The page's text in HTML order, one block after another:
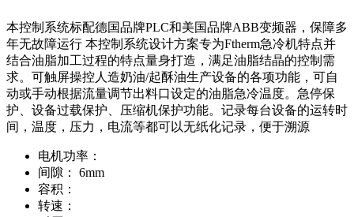
本控制系统标配德国品牌PLC和美国品牌ABB变频器，保障多
年无故障运行 本控制系统设计方案专为Ftherm急冷机特点并
结合油脂加工过程的特点量身打造，满足油脂结晶的控制需
求。可触屏操控人造奶油/起酥油生产设备的各项功能，可自
动或手动根据流量调节出料口设定的油脂急冷温度。急停保
护、设备过载保护、压缩机保护功能。记录每台设备的运转时
间，温度，压力，电流等都可以无纸化记录，便于溯源
电机功率：
间隙：
6mm
容积：
转速：